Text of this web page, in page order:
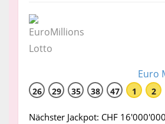
Euro
26 29 35 38 47 1 2
Nächster Jackpot: CHF 16'000'000